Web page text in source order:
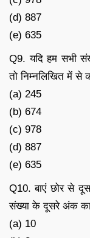
(d) 887
(e) 635
Q9. यदि हम सभी
तो निम्नलिखित में से
(a) 245
(b) 674
(c) 978
(d) 887
(e) 635
Q10. बाएं छोर से
संख्या के दूसरे अंक का
(a) 10